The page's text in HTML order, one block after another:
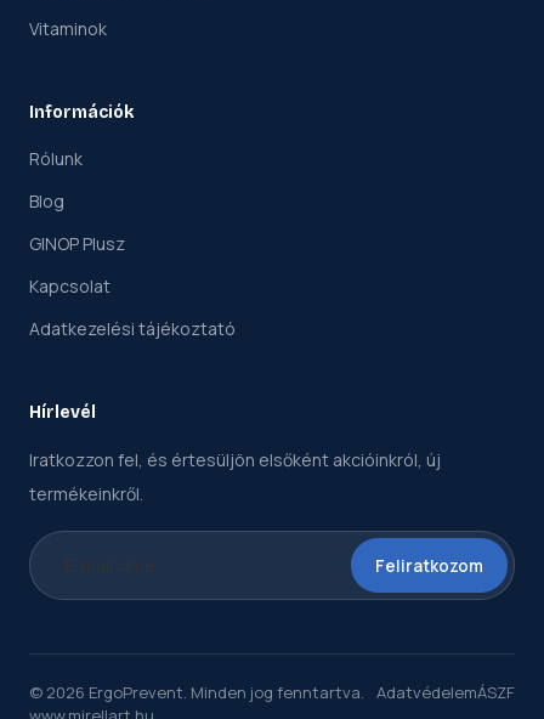
Vitaminok
Információk
Rólunk
Blog
GINOP Plusz
Kapcsolat
Adatkezelési tájékoztató
Hírlevél
Iratkozzon fel, és értesüljön elsőként akcióinkról, új
termékeinkről.
Feliratkozom
© 2026 ErgoPrevent. Minden jog fenntartva. AdatvédelemÁSZF